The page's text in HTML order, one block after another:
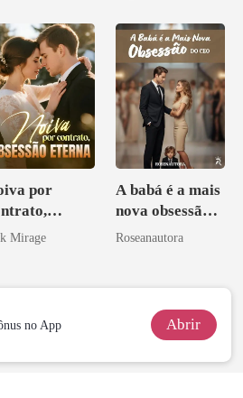
por
eterna
Mirage
A babá é a mais
nova obsessão
do CEO
Roseanautora
no App Abrir